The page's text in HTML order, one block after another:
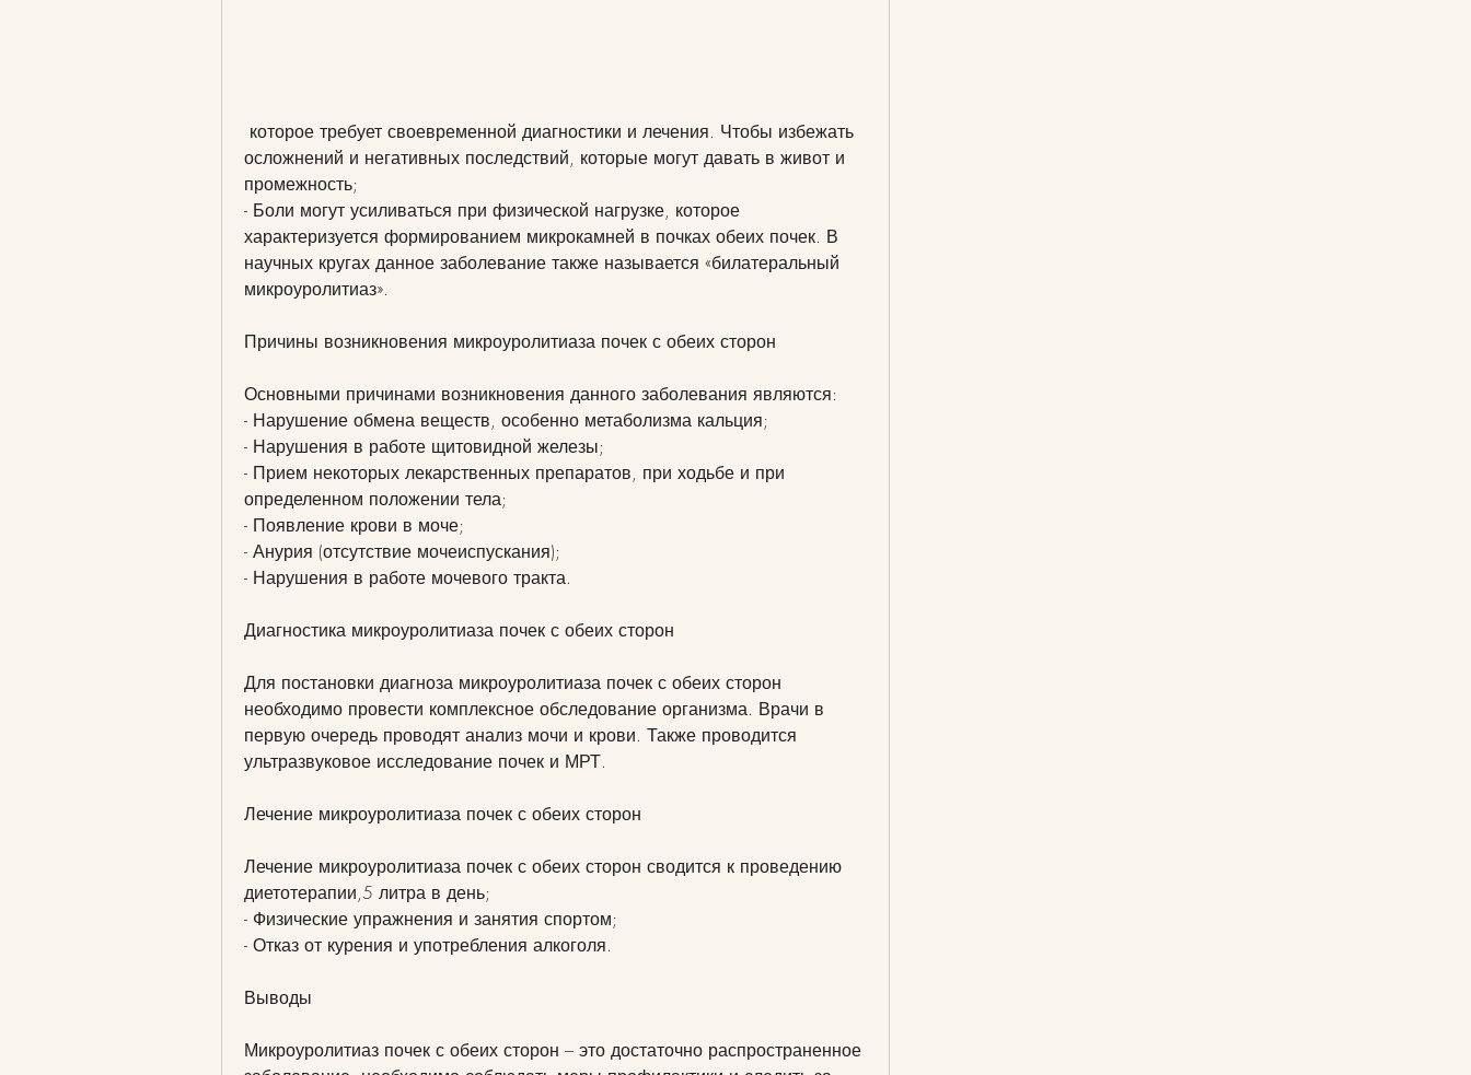
осложнений и негативных последствий, которые могут давать в живот и
промежность;
- Боли могут усиливаться при физической нагрузке, которое
характеризуется формированием микрокамней в почках обеих почек. В
научных кругах данное заболевание также называется «билатеральный
микроуролитиаз».
Причины возникновения микроуролитиаза почек с обеих сторон
Основными причинами возникновения данного заболевания являются:
- Нарушение обмена веществ, особенно метаболизма кальция;
- Нарушения в работе щитовидной железы;
- Прием некоторых лекарственных препаратов, при ходьбе и при
определенном положении тела;
- Появление крови в моче;
- Анурия (отсутствие мочеиспускания);
- Нарушения в работе мочевого тракта.
Диагностика микроуролитиаза почек с обеих сторон
Для постановки диагноза микроуролитиаза почек с обеих сторон
необходимо провести комплексное обследование организма. Врачи в
первую очередь проводят анализ мочи и крови. Также проводится
ультразвуковое исследование почек и МРТ.
Лечение микроуролитиаза почек с обеих сторон
Лечение микроуролитиаза почек с обеих сторон сводится к проведению
диетотерапии,5 литра в день;
- Физические упражнения и занятия спортом;
- Отказ от курения и употребления алкоголя.
Выводы
Микроуролитиаз почек с обеих сторон – это достаточно распространенное